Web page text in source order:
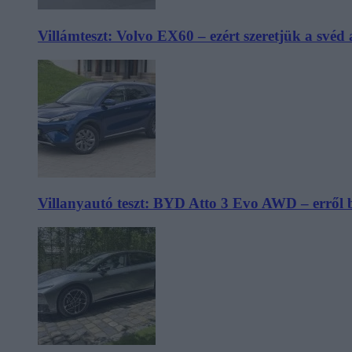
Villámteszt: Volvo EX60 – ezért szeretjük a svéd
Villanyautó teszt: BYD Atto 3 Evo AWD – erről